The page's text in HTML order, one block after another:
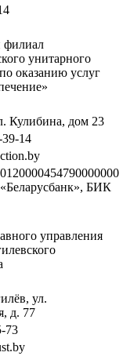
филиал
унитарного
оказанию услуг
Кулибина, дом 23
14
БИК
управления
ул.
д. 77
73